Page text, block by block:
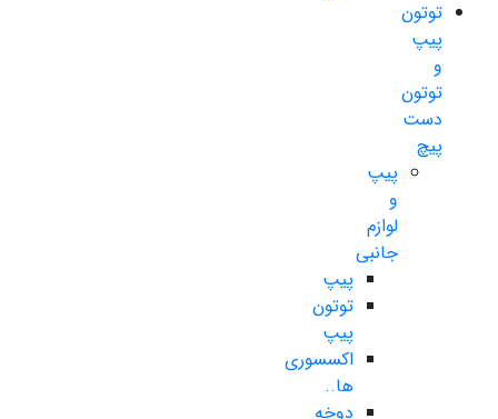
توتون
پیپ
و
توتون
دست
پیچ
پیپ
و
لوازم
جانبی
پیپ
توتون
پیپ
اکسسوری
ها..
دوخه